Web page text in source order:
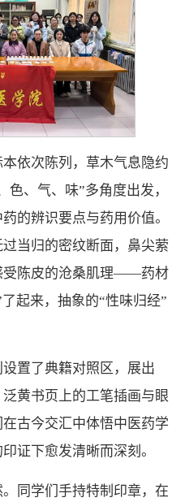
依次陈列，草木气息隐约
、气、味”多角度出发，
的辨识要点与药用价值。
当归的密纹断面，鼻尖萦
受陈皮的沧桑肌理——药材
起来，抽象的“性味归经”
置了典籍对照区，展出
泛黄书页上的工笔插画与眼
古今交汇中体悟中医药学
证下愈发清晰而深刻。
同学们手持特制印章，在